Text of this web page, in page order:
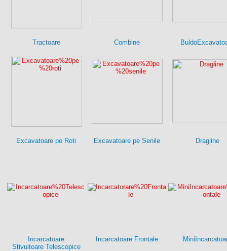
Tractoare Combine
Excavatoare pe Roti Excavatoare pe Senile Dragline
Incarcatoare
Stivuitoare Telescopice
Incarcatoare Frontale